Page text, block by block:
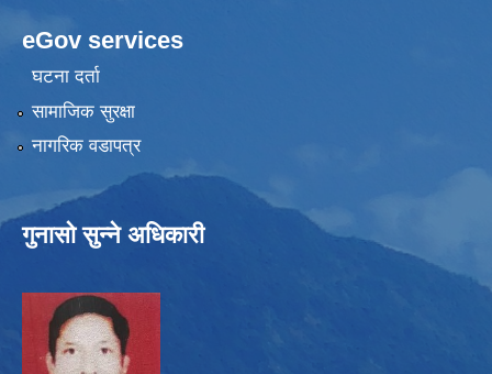
eGov services
घटना दर्ता
सामाजिक सुरक्षा
नागरिक वडापत्र
गुनासो सुन्ने अधिकारी